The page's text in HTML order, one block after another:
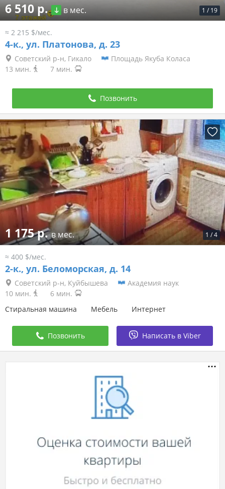
1 / 19
6 510 р. в мес.
≈ 2 215 $/мес.
4-к., ул. Платонова, д. 23
Советский р-н, Гикало
Площадь Якуба Коласа
13 мин.
7 мин.
Позвонить
1 /4
1 175 р.в мес.
≈ 400 $/мес.
2-к., ул. Беломорская, д. 14
Советский р-н, Куйбышева
Академия наук
10 мин.
6 мин.
Стиральная машина
Мебель Интернет
Позвонить Написать в Viber